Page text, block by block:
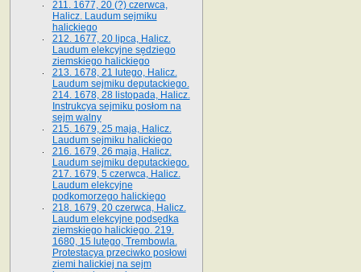
211. 1677, 20 (?) czerwca,
Halicz. Laudum sejmiku
halickiego
212. 1677, 20 lipca, Halicz.
Laudum elekcyjne sędziego
ziemskiego halickiego
213. 1678, 21 lutego, Halicz.
Laudum sejmiku deputackiego.
214. 1678, 28 listopada, Halicz.
Instrukcya sejmiku posłom na
sejm walny
215. 1679, 25 maja, Halicz.
Laudum sejmiku halickiego
216. 1679, 26 maja, Halicz.
Laudum sejmiku deputackiego.
217. 1679, 5 czerwca, Halicz.
Laudum elekcyjne
podkomorzego halickiego
218. 1679, 20 czerwca, Halicz.
Laudum elekcyjne podsędka
ziemskiego halickiego. 219.
1680, 15 lutego, Trembowla.
Protestacya przeciwko posłowi
ziemi halickiej na sejm